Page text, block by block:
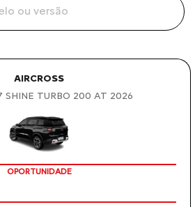
AIRCROSS
SHINE TURBO 200 AT 2026
OPORTUNIDADE